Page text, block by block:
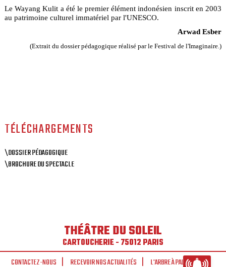
Le Wayang Kulit a été le premier élément indonésien inscrit en 2003
au patrimoine culturel immatériel par l'UNESCO.
Arwad Esber
(Extrait du dossier pédagogique réalisé par le Festival de l'Imaginaire.)
TÉLÉCHARGEMENTS
\DOSSIER PÉDAGOGIQUE
\BROCHURE DU SPECTACLE
THÉÂTRE DU SOLEIL
CARTOUCHERIE - 75012 PARIS
CONTACTEZ-NOUS
RECEVOIR NOS ACTUALITÉS L'ARBRE À PALABRES